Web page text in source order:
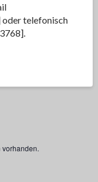
telefonisch
vorhanden.